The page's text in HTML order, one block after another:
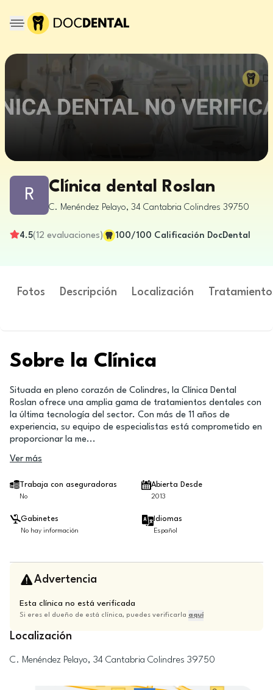
R Clínica dental Roslan
C. Menéndez Pelayo, 34 Cantabria Colindres 39750
4.5(12 evaluaciones) 100/100 Calificación DocDental
Fotos Descripción Localización
Sobre la Clínica
Situada en pleno corazón de Colindres, la Clínica Dental
Roslan ofrece una amplia gama de tratamientos dentales con
la última tecnología del sector. Con más de 11 años de
experiencia, su equipo de especialistas está comprometido en
proporcionar la me...
Ver más
Trabaja con aseguradoras
No
Abierta Desde
2013
Gabinetes
No hay información
Idiomas
Español
Advertencia
Esta clínica no está verificada
Si eres el dueño de está clínica, puedes verificarla aquí
Localización
C. Menéndez Pelayo, 34 Cantabria Colindres 39750